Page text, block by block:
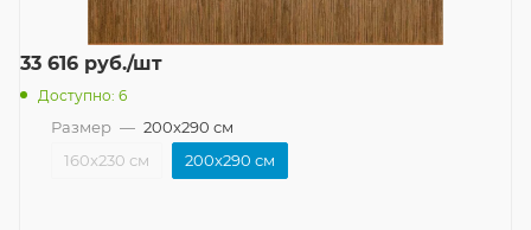
33 616 руб./шт
Доступно: 6
Размер — 200x290 см
160x230 см
200x290 см